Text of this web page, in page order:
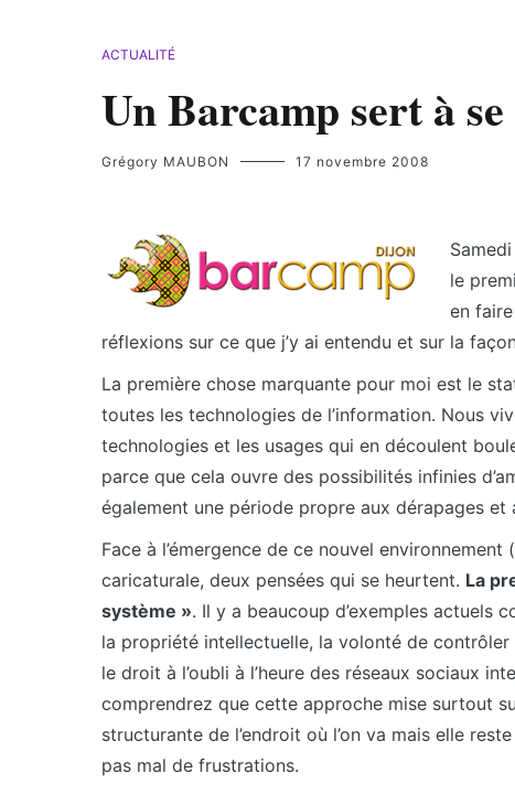
ACTUALITÉ
Un Barcamp sert à
Grégory MAUBON 17 novembre 2008
le
en
réflexions sur ce que j’y ai entendu et sur la
La première chose marquante pour moi est le
toutes les technologies de l’information. Nous
technologies et les usages qui en découlent
parce que cela ouvre des possibilités infinies
également une période propre aux dérapages et
Face à l’émergence de ce nouvel
caricaturale, deux pensées qui se heurtent. La
système ». Il y a beaucoup d’exemples actuels
la propriété intellectuelle, la volonté de
le droit à l’oubli à l’heure des réseaux sociaux
comprendrez que cette approche mise surtout
structurante de l’endroit où l’on va mais elle
pas mal de frustrations.